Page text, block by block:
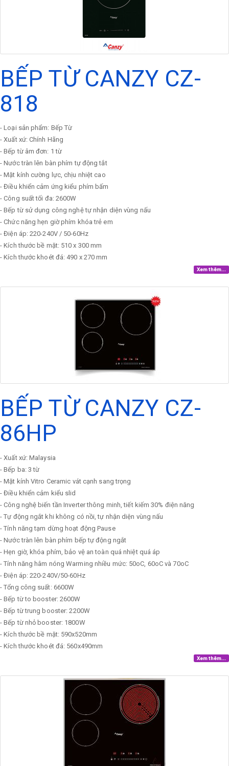
BẾP TỪ CANZY CZ-
818
- Loại sản phẩm: Bếp Từ
- Xuất xứ: Chính Hãng
- Bếp từ âm đơn: 1 từ
- Nước tràn lên bàn phím tự động tắt
- Mặt kính cường lực, chịu nhiệt cao
- Điều khiển cảm ứng kiểu phím bấm
- Công suất tối đa: 2600W
- Bếp từ sử dụng công nghệ tự nhận diện vùng nấu
- Chức năng hẹn giờ phím khóa trẻ em
- Điện áp: 220-240V / 50-60Hz
- Kích thước bề mặt: 510 x 300 mm
- Kích thước khoét đá: 490 x 270 mm
Xem thêm...
BẾP TỪ CANZY CZ-
86HP
- Xuất xứ: Malaysia
- Bếp ba: 3 từ
- Mặt kính Vitro Ceramic vát cạnh sang trọng
- Điều khiển cảm kiểu slid
- Công nghệ biến tần Inverter thông minh, tiết kiếm 30% điện năng
- Tự động ngắt khi không có nồi, tự nhận diện vùng nấu
- Tính năng tạm dừng hoạt động Pause
- Nước tràn lên bàn phím bếp tự động ngắt
- Hẹn giờ, khóa phím, bảo vệ an toàn quá nhiệt quá áp
- Tính năng hâm nóng Warming nhiều mức: 50oC, 60oC và 70oC
- Điện áp: 220-240V/50-60Hz
- Tổng công suất: 6600W
- Bếp từ to booster: 2600W
- Bếp từ trung booster: 2200W
- Bếp từ nhỏ booster: 1800W
- Kích thước bề mặt: 590x520mm
- Kích thước khoét đá: 560x490mm
Xem thêm...